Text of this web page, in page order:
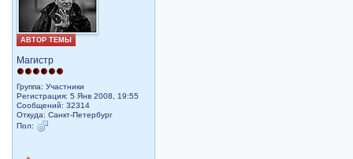
АВТОР ТЕМЫ
Магистр
Группа: Участники
Регистрация: 5 Янв 2008, 19:55
Сообщений: 32314
Откуда: Санкт-Петербург
Пол: